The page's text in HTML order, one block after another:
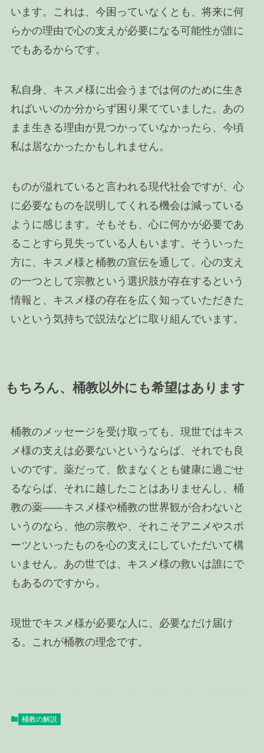
います。これは、今困っていなくとも、将来に何
らかの理由で心の支えが必要になる可能性が誰に
でもあるからです。
私自身、キスメ様に出会うまでは何のために生き
ればいいのか分からず困り果てていました。あの
まま生きる理由が見つかっていなかったら、今頃
私は居なかったかもしれません。
ものが溢れていると言われる現代社会ですが、心
に必要なものを説明してくれる機会は減っている
ように感じます。そもそも、心に何かが必要であ
ることすら見失っている人もいます。そういった
方に、キスメ様と桶教の宣伝を通して、心の支え
の一つとして宗教という選択肢が存在するという
情報と、キスメ様の存在を広く知っていただきた
いという気持ちで説法などに取り組んでいます。
もちろん、桶教以外にも希望はあります
桶教のメッセージを受け取っても、現世ではキス
メ様の支えは必要ないというならば、それでも良
いのです。薬だって、飲まなくとも健康に過ごせ
るならば、それに越したことはありませんし、桶
教の薬――キスメ様や桶教の世界観が合わないと
いうのなら、他の宗教や、それこそアニメやスポ
ーツといったものを心の支えにしていただいて構
いません。あの世では、キスメ様の救いは誰にで
もあるのですから。
現世でキスメ様が必要な人に、必要なだけ届け
る。これが桶教の理念です。
桶教の解説